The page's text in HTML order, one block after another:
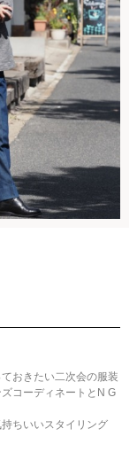
おきたい二次会の服装
コーディネートとN G
ちいいスタイリング